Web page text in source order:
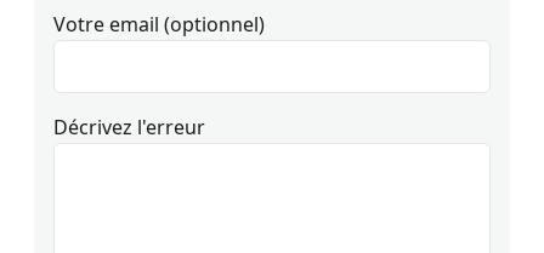
Votre email (optionnel)
Décrivez l'erreur